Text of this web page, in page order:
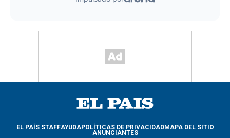
EL PAÍS STAFFAYUDAPOLÍTICAS DE PRIVACIDADMAPA DEL SITIO
ANUNCIANTES